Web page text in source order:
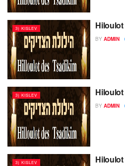
3) KISLEV
BY ADMIN
3) KISLEV
BY ADMIN
3) KISLEV